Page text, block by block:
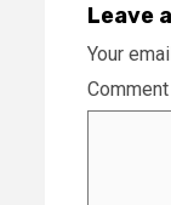
Leave
Your
Comment